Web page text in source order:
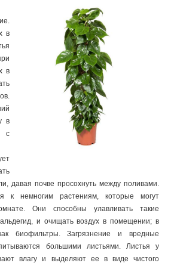
в
в
в
с
давая почве просохнуть между поливами.
к немногим растениям, которые могут
Они способны улавливать такие
и очищать воздух в помещении; в
биофильтры. Загрязнение и вредные
большими листьями. Листья у
влагу и выделяют ее в виде чистого